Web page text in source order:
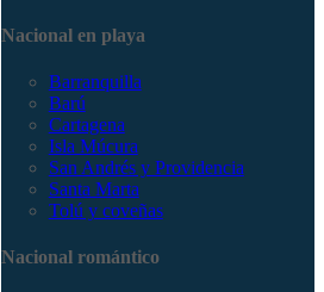
Nacional en playa
Barranquilla
Barú
Cartagena
Isla Múcura
San Andrés y Providencia
Santa Marta
Tolú y coveñas
Nacional romántico